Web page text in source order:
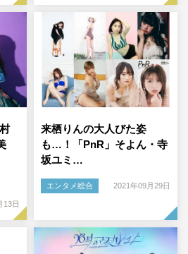
13日
来栖りんの大人びた姿
も…！「PnR」そよん・寺
坂ユミ…
エンタメ総合 2021年09月29日